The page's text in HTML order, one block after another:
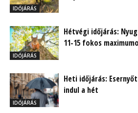
IDŐJÁRÁS
IDŐJÁRÁS
Hétvégi időjárás:
11-15 fokos
IDŐJÁRÁS
Heti időjárás:
indul a hét